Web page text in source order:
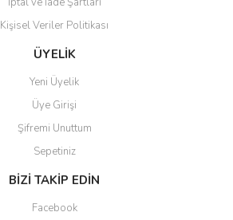
Gönder
Kişisel Veriler Politikası
ÜYELİK
Yeni Üyelik
Üye Girişi
Şifremi Unuttum
Sepetiniz
BİZİ TAKİP EDİN
Facebook